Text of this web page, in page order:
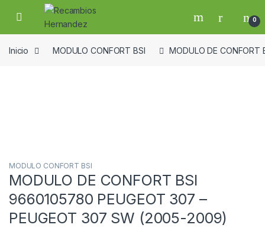
Skip to navigation
Skip to content
Open 0
Inicio MODULO CONFORT BSI MODULO DE
MODULO CONFORT BSI
MODULO DE CONFORT BSI
9660105780 PEUGEOT 307 –
PEUGEOT 307 SW (2005-2009)